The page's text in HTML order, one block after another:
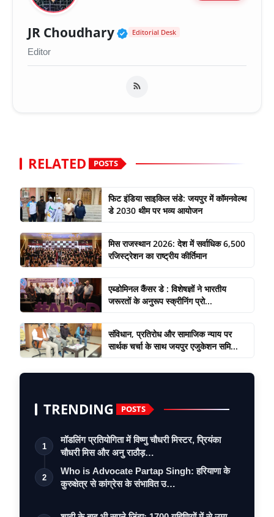
JR Choudhary Verified Public Figure
Editorial Desk
Editor
RELATED POSTS
फिट इंडिया साइकिल संडे: जयपुर में कॉमनवेल्थ
डे 2030 थीम पर भव्य आयोजन
मिस राजस्थान 2026: देश में सर्वाधिक 6,500
रजिस्ट्रेशन का राष्ट्रीय कीर्तिमान
एब्डोमिनल कैंसर डे : विशेषज्ञों ने भारतीय
जरूरतों के अनुरूप स्क्रीनिंग प्रो...
संविधान, प्रतिरोध और सामाजिक न्याय पर
सार्थक चर्चा के साथ जयपुर एजुकेशन समि...
TRENDING POSTS
1
मॉडलिंग प्रतियोगिता में विष्णु चौधरी मिस्टर, प्रियंका
चौधरी मिस और अनु राठौड़…
2
Who is Advocate Partap Singh: हरियाणा के
कुरुक्षेत्र से कांग्रेस के संभावित उ…